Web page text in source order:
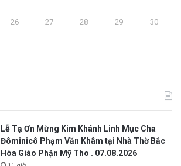
26 27 28 29 30
Lễ Tạ Ơn Mừng Kim Khánh Linh Mục Cha
Đôminicô Phạm Văn Khâm tại Nhà Thờ Bắc
Hòa Giáo Phận Mỹ Tho . 07.08.2026